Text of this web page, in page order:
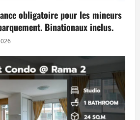
obligatoire pour les mineurs
Binationaux inclus.